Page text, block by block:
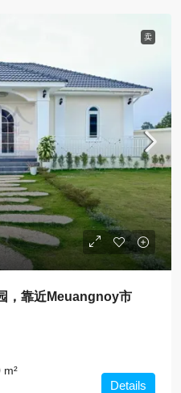
卖
，靠近Meuangnoy市
m²
Details